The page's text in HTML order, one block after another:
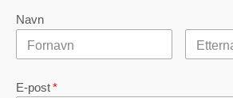
Navn
E-post*